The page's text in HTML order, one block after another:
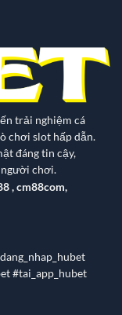
trải nghiệm cá
chơi slot hấp dẫn.
đáng tin cậy,
chơi.
,cm88com,
#tai_app_hubet